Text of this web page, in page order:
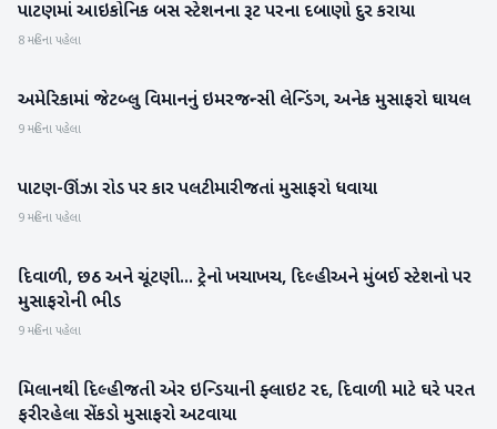
પાટણ
પાટણમાં આઇકોનિક બસ સ્ટેશનના રૂટ પરના દબાણો દુર કરાયા
8 મહિના પહેલા
આંતરરાષ્ટ્રીય
અમેરિકામાં જેટબ્લુ વિમાનનું ઇમરજન્સી લેન્ડિંગ, અનેક મુસાફરો ઘાયલ
9 મહિના પહેલા
પાટણ
પાટણ-ઊંઝા રોડ પર કાર પલટી મારી જતાં મુસાફરો ધવાયા
9 મહિના પહેલા
રાષ્ટ્રીય
દિવાળી, છઠ અને ચૂંટણી... ટ્રેનો ખચાખચ, દિલ્હી અને મુંબઈ સ્ટેશનો પર
મુસાફરોની ભીડ
9 મહિના પહેલા
રાષ્ટ્રીય
મિલાનથી દિલ્હી જતી એર ઇન્ડિયાની ફ્લાઇટ રદ, દિવાળી માટે ઘરે પરત
ફરી રહેલા સેંકડો મુસાફરો અટવાયા